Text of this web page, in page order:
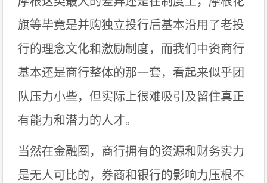
旗等毕竟是并购独立投行后基本沿用了老投
行的理念文化和激励制度，而我们中资商行
基本还是商行整体的那一套，看起来似乎团
队压力小些，但实际上很难吸引及留住真正
有能力和潜力的人才。
当然在金融圈，商行拥有的资源和财务实力
是无人可比的，券商和银行的影响力压根不